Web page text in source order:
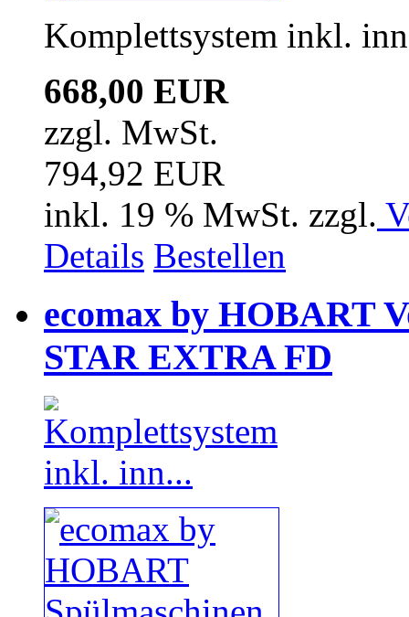
Komplettsystem inkl.
668,00 EUR
zzgl. MwSt.
794,92 EUR
inkl. 19 % MwSt. zzgl.
Details Bestellen
ecomax by HOBART
STAR EXTRA FD